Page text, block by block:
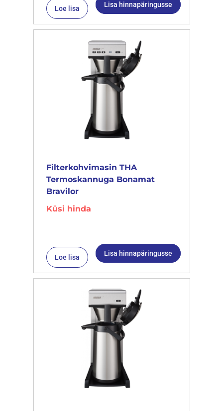
Loe lisa Lisa hinnapäringusse
Filterkohvimasin THA
Termoskannuga Bonamat
Bravilor
Küsi hinda
Loe lisa Lisa hinnapäringusse